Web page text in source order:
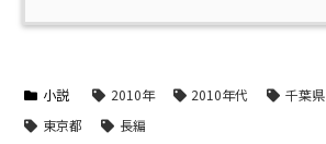
小説 2010年 2010年代 千葉県
東京都
長編